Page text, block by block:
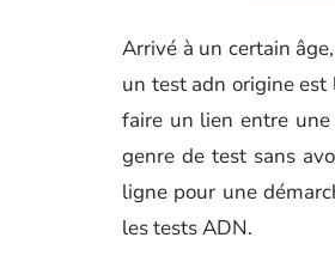
Arrivé à un certain
un test adn origine est
faire un lien entre
genre de test sans
ligne pour une
les tests ADN.